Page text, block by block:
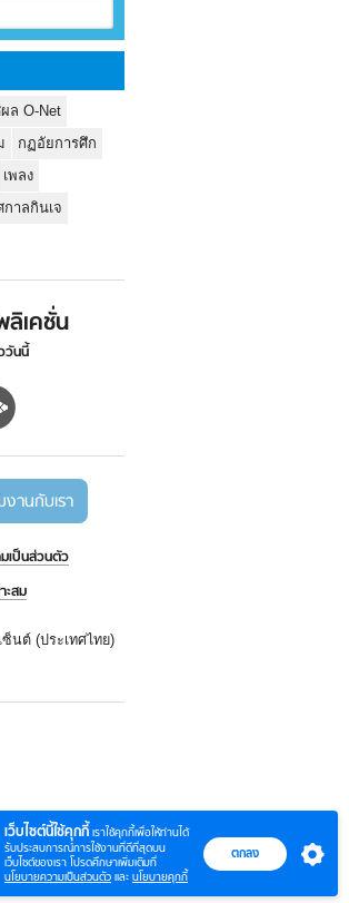
เว็บไซต์นี้ใช้คุกกี้ เราใช้คุกกี้เพื่อให้ท่านได้
รับประสบการณ์การใช้งานที่ดีที่สุดบน
เว็บไซต์ของเรา โปรดศึกษาเพิ่มเติมที่
นโยบายความเป็นส่วนตัว และ นโยบายคุกกี้
ตกลง
ล O-Net
กฏอัยการศึก
เพลง
กาลกินเจ
เคชั่น
วันนี้
งานกับเรา
เป็นส่วนตัว
ะสม
นต์ (ประเทศไทย)